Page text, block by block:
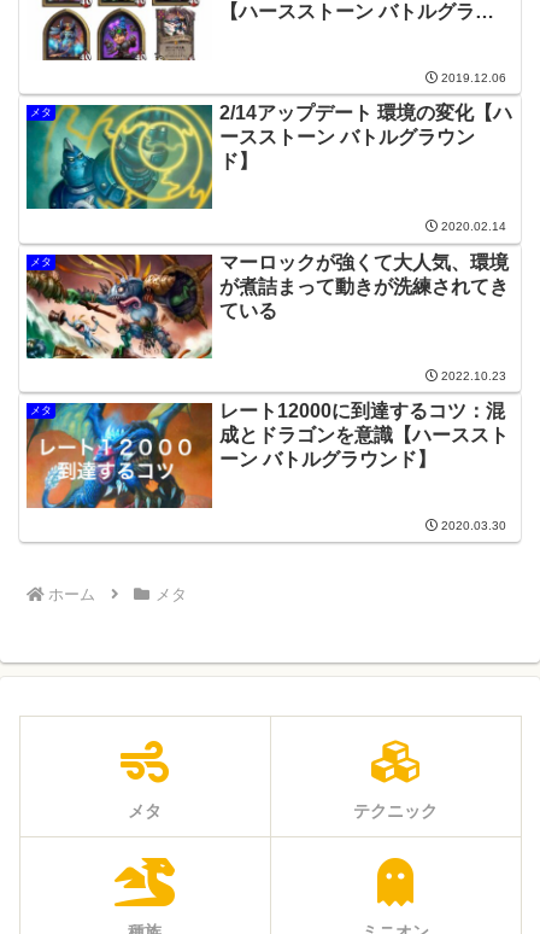
【ハースストーン バトルグラウ
2019.12.06
メタ
2/14アップデート 環境の変化【ハ
ースストーン バトルグラウン
ド】
2020.02.14
メタ
マーロックが強くて大人気、環境
が煮詰まって動きが洗練されてき
ている
2022.10.23
メタ
レート12000に到達するコツ：混
成とドラゴンを意識【ハーススト
ーン バトルグラウンド】
2020.03.30
ホーム メタ
メタ テクニック